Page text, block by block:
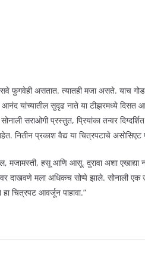
असतात. त्यातही मजा असते. याच गोड
आनंद यांच्यातील सुदृढ नाते या टीझरमध्ये
सराओगी प्रस्तुत, प्रियांका तन्वर दिग्दर्शित
नितीन प्रकाश वैद्य या चित्रपटाचे
मजामस्ती, हसू आणि आसू, दुरावा अशा
दाखवणे मला अधिकच सोप्पे झाले. सोनाली
चित्रपट आवर्जून पाहावा.”